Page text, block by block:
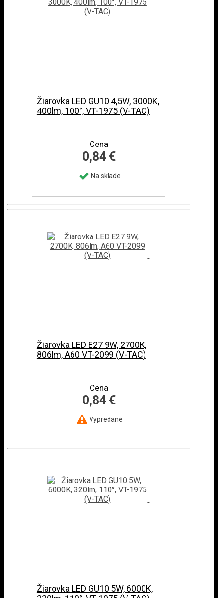
Žiarovka LED GU10 4,5W, 3000K,
400lm, 100°, VT-1975 (V-TAC)
Cena
0,84 €
Na sklade
Žiarovka LED E27 9W, 2700K,
806lm, A60 VT-2099 (V-TAC)
Cena
0,84 €
Vypredané
Žiarovka LED GU10 5W, 6000K,